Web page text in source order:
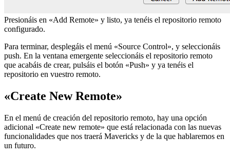
Presionáis en «Add Remote» y listo, ya tenéis el repositorio remoto
configurado.
Para terminar, desplegáis el menú «Source Control», y seleccionáis
push. En la ventana emergente seleccionáis el repositorio remoto
que acabáis de crear, pulsáis el botón «Push» y ya tenéis el
repositorio en vuestro remoto.
«Create New Remote»
En el menú de creación del repositorio remoto, hay una opción
adicional «Create new remote» que está relacionada con las nuevas
funcionalidades que nos traerá Mavericks y de la que hablaremos en
un futuro.